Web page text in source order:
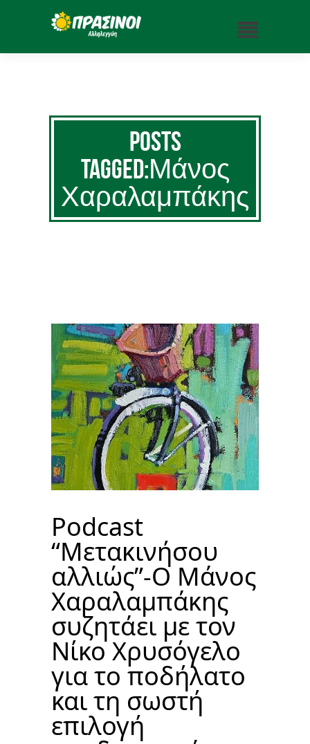
Posts
Tagged:Μάνος
Χαραλαμπάκης
Podcast
“Μετακινήσου
αλλιώς”-O Μάνος
Χαραλαμπάκης
συζητάει με τον
Νίκο Χρυσόγελο
για το ποδήλατο
και τη σωστή
επιλογή